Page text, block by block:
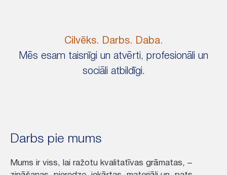
Cilvēks. Darbs. Daba.
Mēs esam taisnīgi un atvērti, profesionāli un
sociāli atbildīgi.
Darbs pie mums
Mums ir viss, lai ražotu kvalitatīvas grāmatas, –